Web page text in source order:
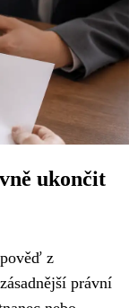
ukončit
z
právní